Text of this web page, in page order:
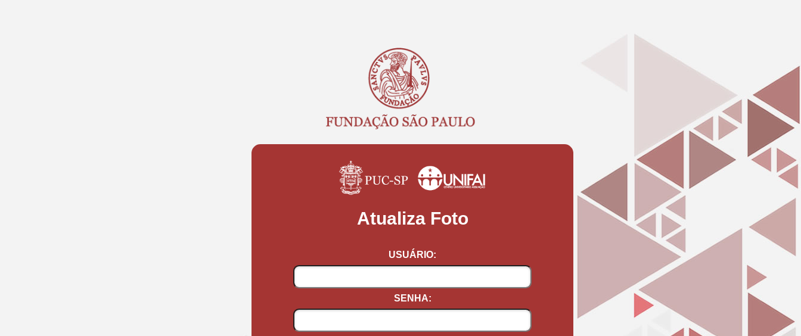
Atualiza Foto
USUÁRIO:
SENHA: